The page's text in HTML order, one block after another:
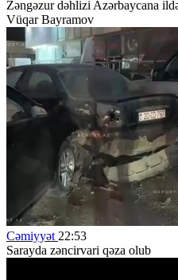
Zəngəzur dəhlizi Azərbaycana
Vüqar Bayramov
Cəmiyyət 22:53
Sarayda zəncirvari qəza olub